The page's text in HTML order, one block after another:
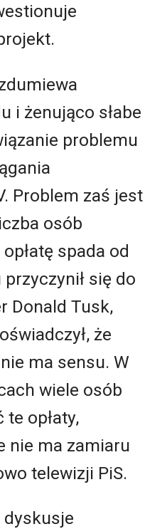
i żenująco słabe
problemu
Problem zaś jest
osób
spada od
się do
Donald Tusk,
że
ma sensu. W
wiele osób
te opłaty,
nie ma zamiaru
telewizji PiS.
dyskusje